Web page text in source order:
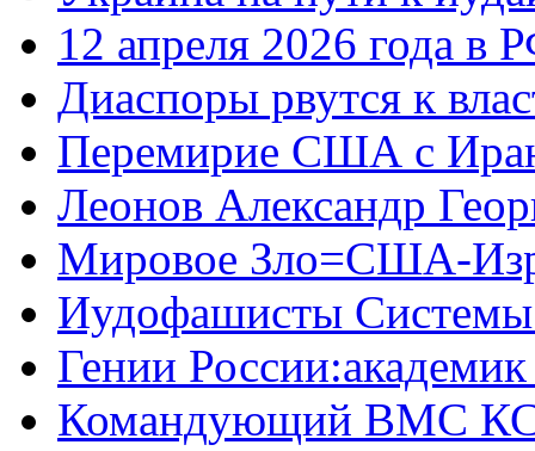
12 апреля 2026 года в
Диаспоры рвутся к
Перемирие США с
Леонов Александр
Мировое Зло=США-
Иудофашисты
Гении
Командующий ВМС